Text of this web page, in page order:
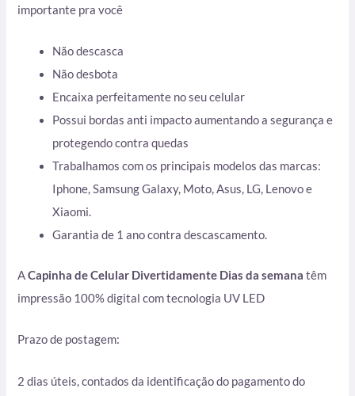
importante pra você
Não descasca
Não desbota
Encaixa perfeitamente no seu celular
Possui bordas anti impacto aumentando a segurança e
protegendo contra quedas
Trabalhamos com os principais modelos das marcas:
Iphone, Samsung Galaxy, Moto, Asus, LG, Lenovo e
Xiaomi.
Garantia de 1 ano contra descascamento.
ACapinha de Celular Divertidamente Dias da semanatêm
impressão 100% digital com tecnologia UV LED
Prazo de postagem:
2 dias úteis, contados da identificação do pagamento do